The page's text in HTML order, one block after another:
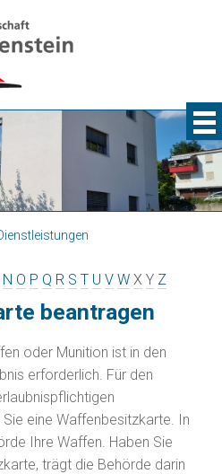
N O P Q R S T U V W X Y Z
beantragen
oder Munition ist in den
erforderlich. Für den
eine Waffenbesitzkarte. In
Ihre Waffen. Haben Sie
trägt die Behörde darin